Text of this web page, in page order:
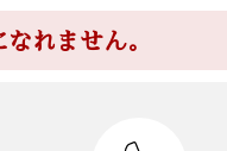
れません。